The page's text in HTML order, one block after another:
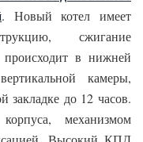
. Новый котел имеет
сжигание
происходит в нижней
камеры,
закладке до 12 часов.
механизмом